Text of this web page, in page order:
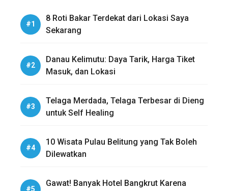
8 Roti Bakar Terdekat dari Lokasi Saya
Sekarang
Danau Kelimutu: Daya Tarik, Harga Tiket
Masuk, dan Lokasi
Telaga Merdada, Telaga Terbesar di Dieng
untuk Self Healing
10 Wisata Pulau Belitung yang Tak Boleh
Dilewatkan
Gawat! Banyak Hotel Bangkrut Karena